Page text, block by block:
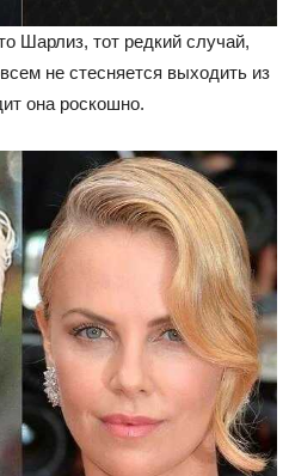
Шарлиз, тот редкий случай,
не стесняется выходить из
она роскошно.